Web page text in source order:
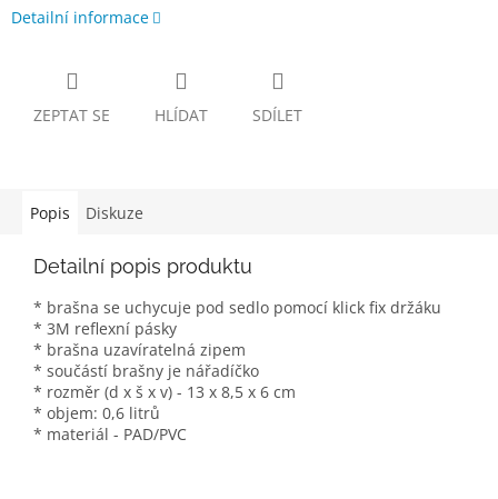
Detailní informace
ZEPTAT SE HLÍDAT SDÍLET
Popis Diskuze
Detailní popis produktu
* brašna se uchycuje pod sedlo pomocí klick fix držáku
* 3M reflexní pásky
* brašna uzavíratelná zipem
* součástí brašny je nářadíčko
* rozměr (d x š x v) - 13 x 8,5 x 6 cm
* objem: 0,6 litrů
* materiál - PAD/PVC